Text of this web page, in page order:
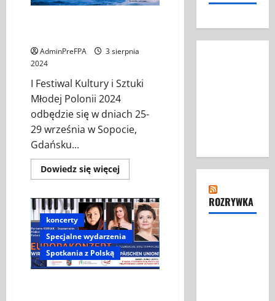
AdminPreFPA
3 sierpnia
2024
I Festiwal Kultury i Sztuki
Młodej Polonii 2024
odbędzie się w dniach 25-
29 września w Sopocie,
Gdańsku...
Dowiedz się więcejDowiedz
się
I
FESTIWAL
KULTURY
i
SZTUKI
MŁODEJ
POLONII
2024
koncerty
Specjalne wydarzenia
Spotkania z Polską
ROZRYWKA